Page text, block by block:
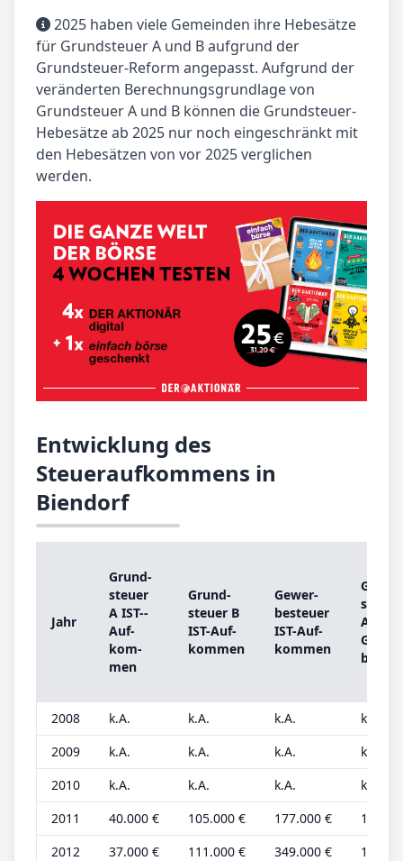
2025 haben viele Gemeinden ihre Hebesätze
für Grundsteuer A und B aufgrund der
Grundsteuer-Reform angepasst. Aufgrund der
veränderten Berechnungsgrundlage von
Grundsteuer A und B können die Grundsteuer-
Hebesätze ab 2025 nur noch eingeschränkt mit
den Hebesätzen von vor 2025 verglichen
werden.
Entwicklung des
Steueraufkommens in
Biendorf
Jahr
Grund­
steu­er
A IST-­
Auf­
kom­
men
Grund­
steu­er B
IST-­Auf­
kom­men
Ge­wer­
be­steu­er
IST-­Auf­
kom­men
Grund­
steu­er
A
Grund­
be­trag
2008 k.A. k.A. k.A.
k.A.
2009
k.A. k.A. k.A.
k.A.
2010
k.A. k.A. k.A.
k.A.
2011
40.000 € 105.000 € 177.000 €
2012
37.000 € 111.000 € 349.000 €